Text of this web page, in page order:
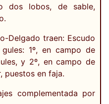
dos lobos, de sable,
Delgado traen: Escudo
1º, en campo de
y 2º, en campo de
puestos en faja.
complementada por